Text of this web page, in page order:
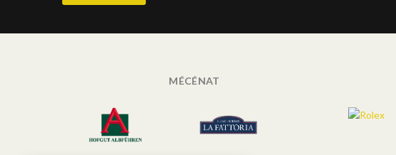
MÉCÉNAT